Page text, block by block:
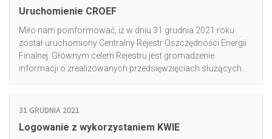
jest dla zalogowanych użytkowników głównych danej
instytucji. W przypadku pytań zapraszamy do kontaktu
mailowego bądź telefonicznego.
Uruchomienie CROEF
Miło nam poinformować, iż w dniu 31 grudnia 2021 roku
został uruchomiony Centralny Rejestr Oszczędności Energii
Finalnej. Głównym celem Rejestru jest gromadzenie
informacji o zrealizowanych przedsięwzięciach służących
szacowanie uzyskanych oszczędności energii finalnej,
usprawniając monitorowanie oraz raportowanie realizacji
efektywności energetycznej (Dz. U. z 2021 r. poz. 468 ze zm.)
31 GRUDNIA 2021
Logowanie z wykorzystaniem KWIE